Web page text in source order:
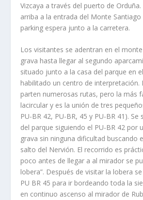
Vizcaya a través del puerto de
arriba a la entrada del Monte
parking espera junto a la carretera.
Los visitantes se adentran en el
grava hasta llegar al segundo
situado junto a la casa del parque en
habilitado un centro de interpretación.
parten numerosas rutas, pero la más
lacircular y es la unión de tres
PU-BR 42, PU-BR, 45 y PU-BR 41). Se
del parque siguiendo el PU-BR 42 por
grava sin ninguna dificultad buscando
salto del Nervión. El recorrido es
poco antes de llegar a al mirador se
lobera”. Después de visitar la lobera
PU BR 45 para ir bordeando toda la
en continuo ascenso al mirador de